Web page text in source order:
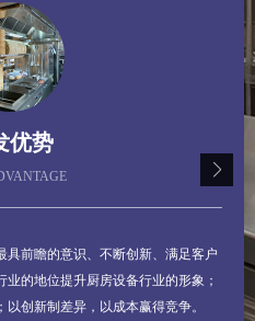
优势
ADVANTAGE
，确保生产的所有产品都是精品。
以创新制差异，以成本赢得竞争。